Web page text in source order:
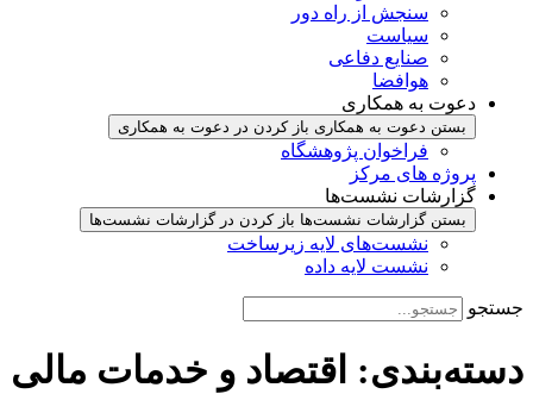
سنجش از راه دور
سیاست
صنایع دفاعی
هوافضا
دعوت به همکاری
بستن دعوت به همکاری باز کردن در دعوت به همکاری
فراخوان پژوهشگاه
پروژه های مرکز
گزارشات نشست‌ها
بستن گزارشات نشست‌ها باز کردن در گزارشات نشست‌ها
نشست‌‌های لایه زیرساخت
نشست لایه داده
جستجو
دسته‌بندی: اقتصاد و خدمات مالی